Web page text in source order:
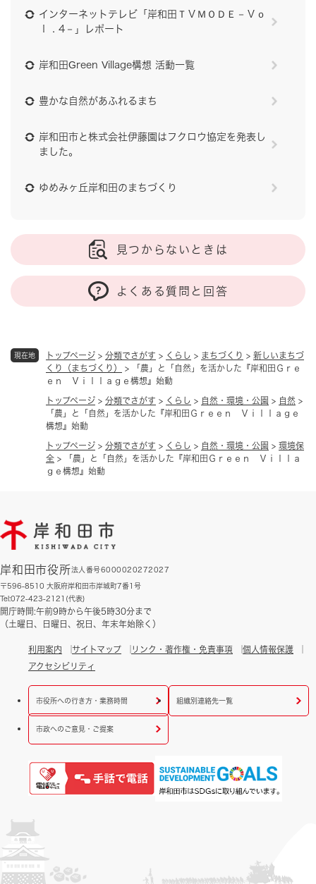
現在地 トップページ > 分類でさがす > くらし > まちづくり > 新しいまちづ
くり（まちづくり）
>
「農」と「自然」を活かした『岸和田Ｇｒｅ
ｅｎ Ｖｉｌｌａｇｅ構想』始動
トップページ > 分類でさがす > くらし > 自然・環境・公園 > 自然 >
「農」と「自然」を活かした『岸和田Ｇｒｅｅｎ Ｖｉｌｌａｇｅ
構想』始動
トップページ > 分類でさがす > くらし > 自然・環境・公園 > 環境保
全 >
「農」と「自然」を活かした『岸和田Ｇｒｅｅｎ Ｖｉｌｌａ
ｇｅ構想』始動
インターネットテレビ「岸和田ＴＶＭＯＤＥ－Ｖｏ
ｌ．4－」レポート
岸和田Green Village構想 活動一覧
豊かな自然があふれるまち
岸和田市と株式会社伊藤園はフクロウ協定を発表し
ました。
ゆめみヶ丘岸和田のまちづくり
見つからないときは
よくある質問と回答
岸和田市役所法人番号6000020272027
〒596-8510 大阪府岸和田市岸城町7番1号
Tel:072-423-2121(代表)
開庁時間:午前9時から午後5時30分まで
（土曜日、日曜日、祝日、年末年始除く）
利用案内 サイトマップ リンク・著作権・免責事項
個人情報保護
アクセシビリティ
市役所への行き方・業務時間 組織別連絡先一覧
市政へのご意見・ご提案